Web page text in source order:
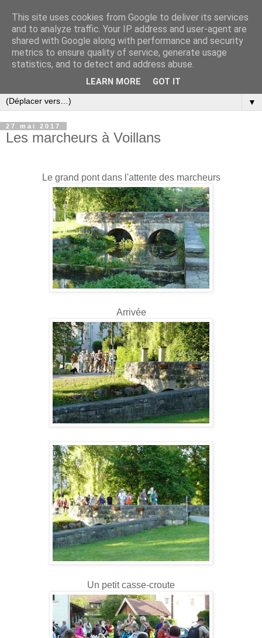
▼
27 mai 2017
Les marcheurs à Voillans
Le grand pont dans l'attente des marcheurs
Arrivée
Un petit casse-croute
This site uses cookies from Google to deliver its services
and to analyze traffic. Your IP address and user-agent are
shared with Google along with performance and security
metrics to ensure quality of service, generate usage
statistics, and to detect and address abuse.
LEARN MORE GOT IT